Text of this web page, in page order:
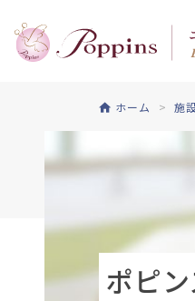
ホーム 施
ポピ